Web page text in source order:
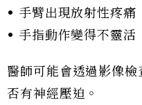
• 手臂出現放射性疼痛
• 手指動作變得不靈活
醫師可能會透過影像
否有神經壓迫。